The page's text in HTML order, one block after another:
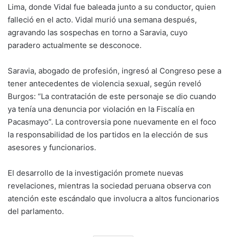
Lima, donde Vidal fue baleada junto a su conductor, quien
falleció en el acto. Vidal murió una semana después,
agravando las sospechas en torno a Saravia, cuyo
paradero actualmente se desconoce.
Saravia, abogado de profesión, ingresó al Congreso pese a
tener antecedentes de violencia sexual, según reveló
Burgos: “La contratación de este personaje se dio cuando
ya tenía una denuncia por violación en la Fiscalía en
Pacasmayo”. La controversia pone nuevamente en el foco
la responsabilidad de los partidos en la elección de sus
asesores y funcionarios.
El desarrollo de la investigación promete nuevas
revelaciones, mientras la sociedad peruana observa con
atención este escándalo que involucra a altos funcionarios
del parlamento.